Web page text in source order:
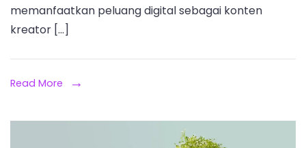
memanfaatkan peluang digital sebagai konten
kreator […]
Read More